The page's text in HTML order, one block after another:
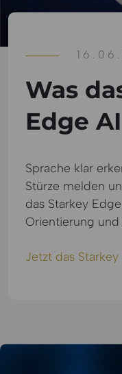
Was
Edge
Sprache klar
Stürze melden
das Starkey
Orientierung
Jetzt das